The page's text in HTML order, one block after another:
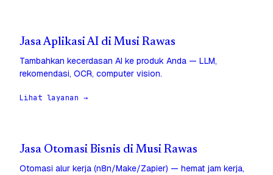
Jasa Aplikasi AI di Musi Rawas
Tambahkan kecerdasan AI ke produk Anda — LLM,
rekomendasi, OCR, computer vision.
Lihat layanan →
Jasa Otomasi Bisnis di Musi Rawas
Otomasi alur kerja (n8n/Make/Zapier) — hemat jam kerja,